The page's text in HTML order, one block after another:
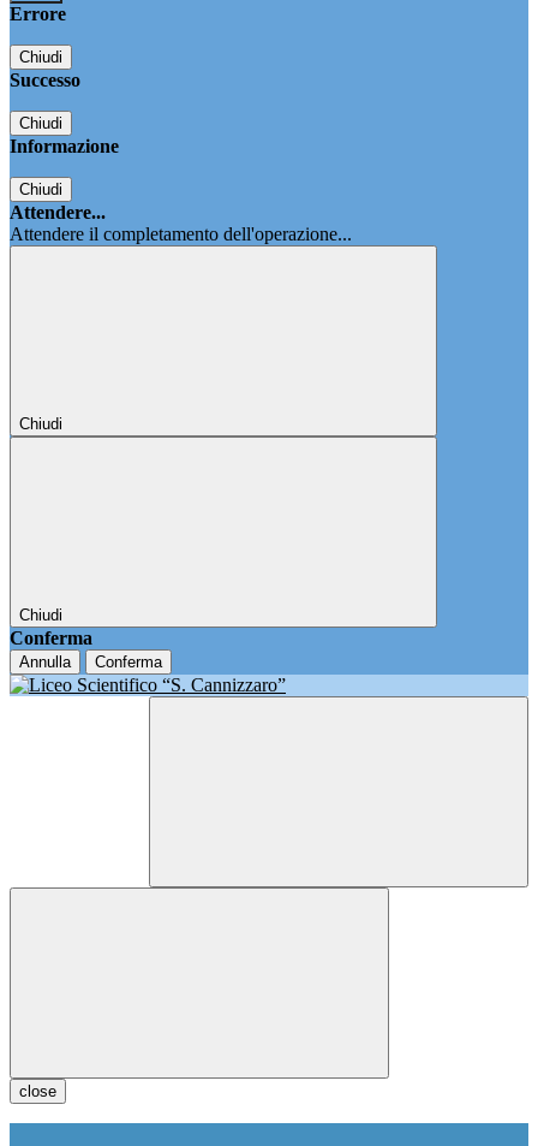
Errore
Chiudi
Successo
Chiudi
Informazione
Chiudi
Attendere...
Attendere il completamento dell'operazione...
Chiudi
Chiudi
Conferma
Annulla Conferma
close